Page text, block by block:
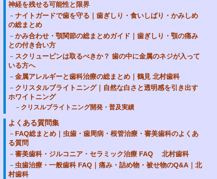
神経を残せる可能性と限界
ナイトガードで歯を守る｜歯ぎしり・食いしばり・かみしめ
の総まとめ
かみ合わせ・顎関節の総まとめガイド｜歯ぎしり・顎の痛み
との付き合い方
スクリューピンは取るべきか？ 歯の中に金属のネジが入って
いる方へ
金属アレルギーと歯科治療の総まとめ｜鶴見 北村歯科
クリスタルブライトニング｜自然な白さと透明感を引き出す
ホワイトニング
クリスルブライトニング開発・普及実績
よくある質問集
FAQ総まとめ｜虫歯・歯周病・根管治療・審美歯科のよくあ
る質問
審美歯科・ジルコニア・セラミック治療 FAQ 北村歯科
虫歯治療・一般歯科 FAQ｜痛み・詰め物・被せ物のQ&A｜北
村歯科